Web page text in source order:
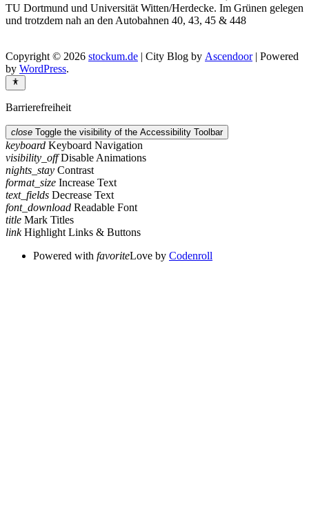
TU Dortmund und Universität Witten/Herdecke. Im Grünen gelegen
und trotzdem nah an den Autobahnen 40, 43, 45 & 448
Copyright © 2026 stockum.de | City Blog by Ascendoor| Powered
by WordPress.
Barrierefreiheit
close Toggle the visibility of the Accessibility Toolbar
keyboard Keyboard Navigation
visibility_off Disable Animations
nights_stay Contrast
format_size Increase Text
text_fields Decrease Text
font_download Readable Font
title Mark Titles
link Highlight Links & Buttons
Powered with favoriteLove by Codenroll